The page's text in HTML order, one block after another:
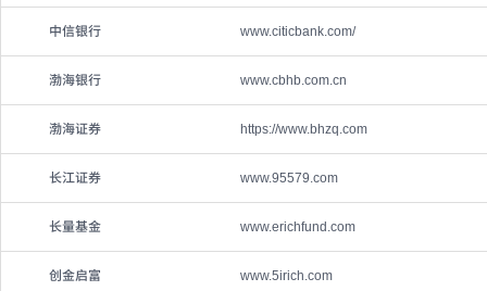
中信银行 www.citicbank.com/
渤海银行 www.cbhb.com.cn
渤海证券 https://www.bhzq.com
长江证券 www.95579.com
长量基金 www.erichfund.com
创金启富 www.5irich.com